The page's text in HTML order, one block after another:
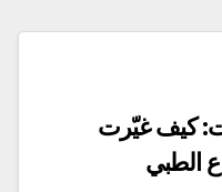
كيف غيّرت
الطبي